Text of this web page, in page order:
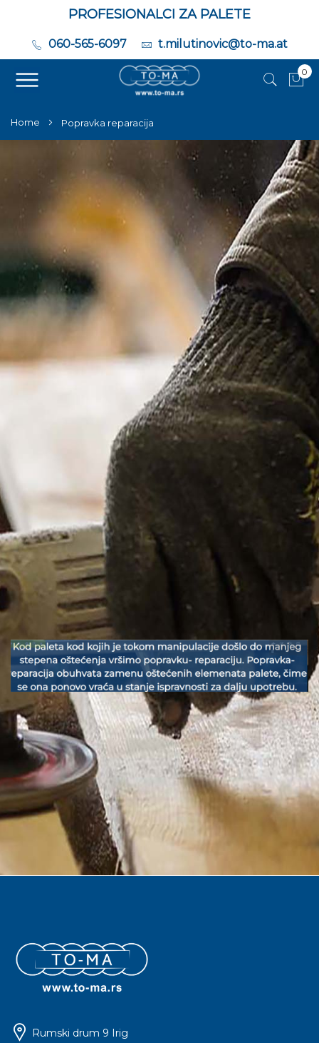
PROFESIONALCI ZA PALETE
060-565-6097 t.milutinovic@to-ma.at
0
Home Popravka reparacija
Rumski drum 9 Irig